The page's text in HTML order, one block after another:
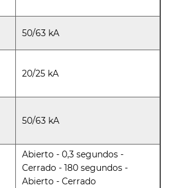
50/63 kA
20/25 kA
50/63 kA
Abierto - 0,3 segundos -
Cerrado - 180 segundos -
Abierto - Cerrado